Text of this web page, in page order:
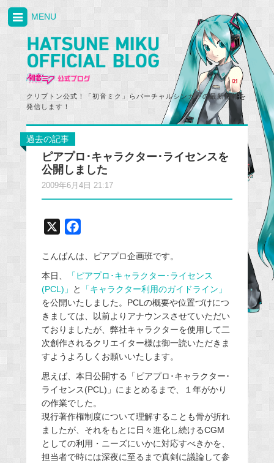
クリプトン公式！「初音ミク」らバーチャルシンガーの最新情報を
発信します！
MENU
過去の記事
ピアプロ･キャラクター･ライセンスを
公開しました
2009年6月4日 21:17
c
e
o
o
こんばんは、ピアプロ企画班です。
本日、
「ピアプロ･キャラクター･ライセンス
(PCL)」
と
「キャラクター利用のガイドライン」
を公開いたしました。PCLの概要や位置づけにつ
きましては、以前よりアナウンスさせていただい
ておりましたが、弊社キャラクターを使用して二
次創作されるクリエイター様は御一読いただきま
すようよろしくお願いいたします。
思えば、本日公開する「ピアプロ･キャラクター･
ライセンス(PCL)」にまとめるまで、１年がかり
の作業でした。
現行著作権制度について理解することも骨が折れ
ましたが、それをもとに日々進化し続けるCGM
としての利用・ニーズにいかに対応すべきかを、
担当者で時には深夜に至るまで真剣に議論して参